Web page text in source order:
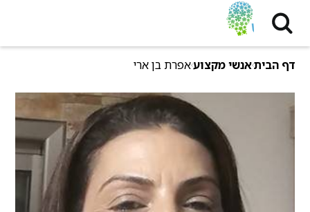
דף הביתאנשי מקצועאפרת בן ארי